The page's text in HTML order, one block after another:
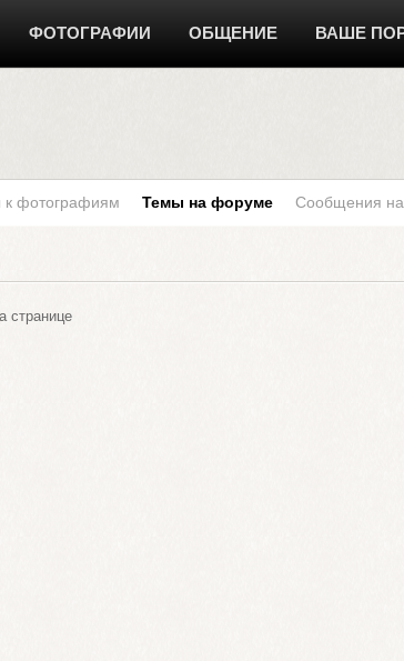
ФОТОГРАФИИ ОБЩЕНИЕ ВАШЕ
к фотографиям Темы на форуме Сообщения
странице